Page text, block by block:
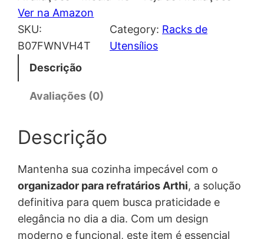
Ver na Amazon
SKU:
B07FWNVH4T
Category: Racks de
Utensílios
Descrição
Avaliações (0)
Descrição
Mantenha sua cozinha impecável com o
organizador para refratários Arthi, a solução
definitiva para quem busca praticidade e
elegância no dia a dia. Com um design
moderno e funcional, este item é essencial